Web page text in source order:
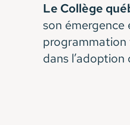
Le Collège
son émergence
programmation
dans l’adoption